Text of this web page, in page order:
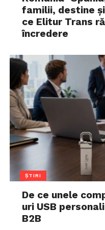
familii, destine
ce Elitur Trans
încredere
ȘTIRI
De ce unele
uri USB
B2B